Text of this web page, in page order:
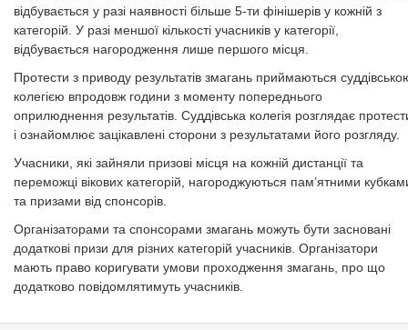
відбувається у разі наявності більше 5-ти фінішерів у кожній з
категорій. У разі меншої кількості учасників у категорії,
відбувається нагородження лише першого місця.
Протести з приводу результатів змагань приймаються
колегією впродовж години з моменту попереднього
оприлюднення результатів. Суддівська колегія розглядає
і ознайомлює зацікавлені сторони з результатами його розгляду.
Учасники, які зайняли призові місця на кожній дистанції та
переможці вікових категорій, нагороджуються пам’ятними
та призами від спонсорів.
Організаторами та спонсорами змагань можуть бути засновані
додаткові призи для різних категорій учасників. Організатори
мають право коригувати умови проходження змагань, про що
додатково повідомлятимуть учасників.